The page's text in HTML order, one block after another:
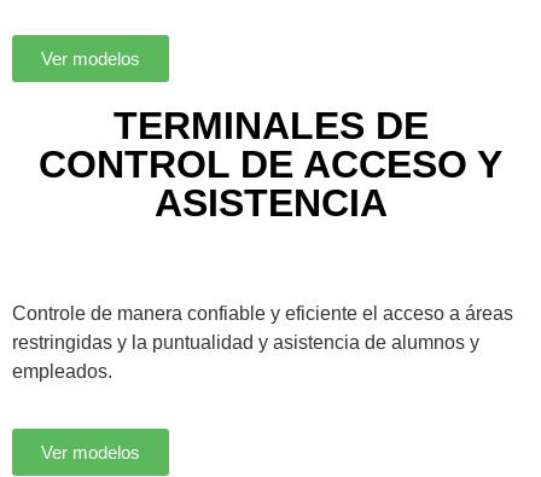
Ver modelos
TERMINALES DE
CONTROL DE ACCESO Y
ASISTENCIA
Controle de manera confiable y eficiente el acceso a áreas
restringidas y la puntualidad y asistencia de alumnos y
empleados.
Ver modelos